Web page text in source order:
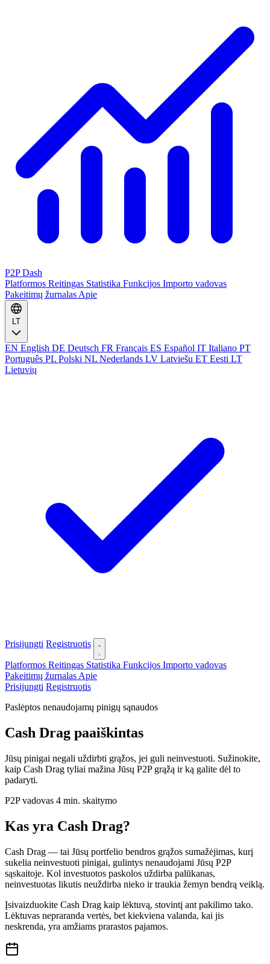
P2P Dash
Platformos Reitingas Statistika Funkcijos Importo vadovas
Pakeitimų žurnalas Apie
LT
EN English DE Deutsch FR Français ES Español IT Italiano PT
Português PL Polski NL Nederlands LV Latviešu ET Eesti LT
Lietuvių
Prisijungti Registruotis
Platformos Reitingas Statistika Funkcijos Importo vadovas
Pakeitimų žurnalas Apie
Prisijungti Registruotis
Paslėptos nenaudojamų pinigų sąnaudos
Cash Drag paaiškintas
Jūsų pinigai negali uždirbti grąžos, jei guli neinvestuoti. Sužinokite,
kaip Cash Drag tyliai mažina Jūsų P2P grąžą ir ką galite dėl to
padaryti.
P2P vadovas 4 min. skaitymo
Kas yra Cash Drag?
Cash Drag — tai Jūsų portfelio bendros grąžos sumažėjimas, kurį
sukelia neinvestuoti pinigai, gulintys nenaudojami Jūsų P2P
sąskaitoje. Kol investuotos paskolos uždirba palūkanas,
neinvestuotas likutis neuždirba nieko ir traukia žemyn bendrą veiklą.
Įsivaizduokite Cash Drag kaip lėktuvą, stovintį ant pakilimo tako.
Lėktuvas nepraranda vertės, bet kiekviena valanda, kai jis
neskrenda, yra amžiams prarastos pajamos.